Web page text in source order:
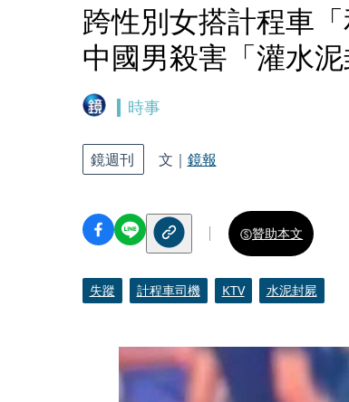
跨性別女搭計程車
中國男殺害「灌水泥
時事
鏡週刊 文｜ 鏡報
贊助本文
失蹤 計程車司機 KTV 水泥封屍